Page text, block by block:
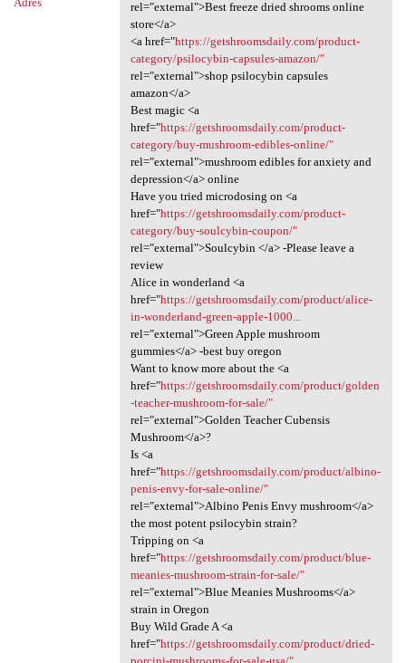
rel="external">Best freeze dried shrooms online
store</a>
<a href="https://getshroomsdaily.com/product-
category/psilocybin-capsules-amazon/"
rel="external">shop psilocybin capsules
amazon</a>
Best magic <a
href="https://getshroomsdaily.com/product-
category/buy-mushroom-edibles-online/"
rel="external">mushroom edibles for anxiety and
depression</a> online
Have you tried microdosing on <a
href="https://getshroomsdaily.com/product-
category/buy-soulcybin-coupon/"
rel="external">Soulcybin </a> -Please leave a
review
Alice in wonderland <a
href="https://getshroomsdaily.com/product/alice-
in-wonderland-green-apple-1000...
rel="external">Green Apple mushroom
gummies</a> -best buy oregon
Want to know more about the <a
href="https://getshroomsdaily.com/product/golden
-teacher-mushroom-for-sale/"
rel="external">Golden Teacher Cubensis
Mushroom</a>?
Is <a
href="https://getshroomsdaily.com/product/albino-
penis-envy-for-sale-online/"
rel="external">Albino Penis Envy mushroom</a>
the most potent psilocybin strain?
Tripping on <a
href="https://getshroomsdaily.com/product/blue-
meanies-mushroom-strain-for-sale/"
rel="external">Blue Meanies Mushrooms</a>
strain in Oregon
Buy Wild Grade A <a
href="https://getshroomsdaily.com/product/dried-